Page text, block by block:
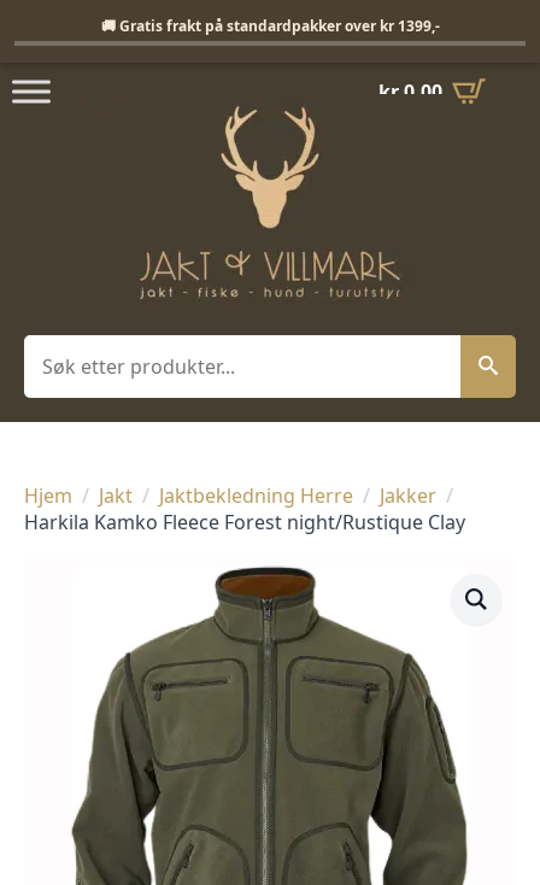
kr0,00
Søk
Hjem Jakt Jaktbekledning Herre
Jakker
Harkila Kamko Fleece Forest night/Rustique Clay
🚚 Gratis frakt på standardpakker over kr 1399,-